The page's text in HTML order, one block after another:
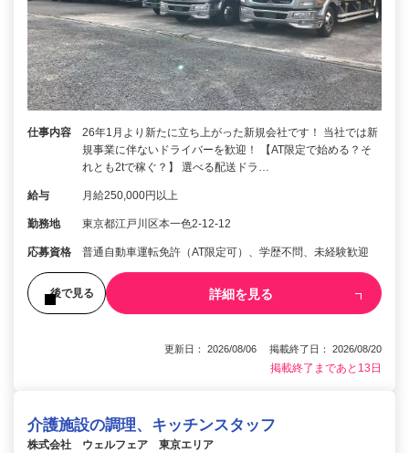
仕事内容
26年1月より新たに立ち上がった新規会社です！ 当社では新
規事業に伴ないドライバーを歓迎！ 【AT限定で始める？そ
れとも2tで稼ぐ？】 選べる配送ドラ…
給与 月給250,000円以上
勤務地 東京都江戸川区本一色2-12-12
応募資格 普通自動車運転免許（AT限定可）、学歴不問、未経験歓迎
後で見る 詳細を見る
更新日： 2026/08/06 掲載終了日： 2026/08/20
掲載終了まであと13日
介護施設の調理、キッチンスタッフ
株式会社 ウェルフェア 東京エリア